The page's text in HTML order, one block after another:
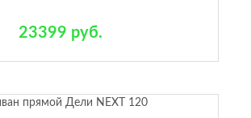
23399 руб.